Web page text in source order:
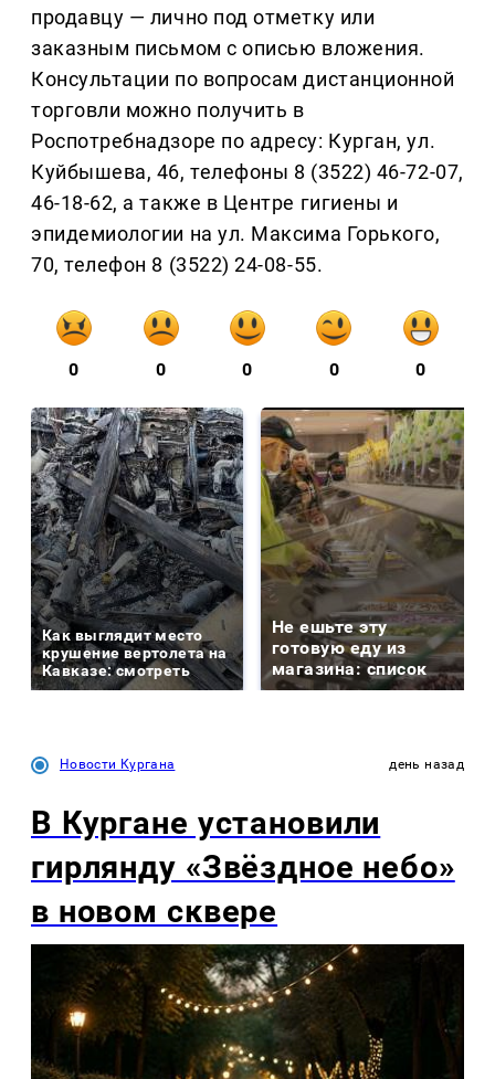
продавцу — лично под отметку или
заказным письмом с описью вложения.
Консультации по вопросам дистанционной
торговли можно получить в
Роспотребнадзоре по адресу: Курган, ул.
Куйбышева, 46, телефоны 8 (3522) 46-72-07,
46-18-62, а также в Центре гигиены и
эпидемиологии на ул. Максима Горького,
70, телефон 8 (3522) 24-08-55.
0 0 0 0 0
Как выглядит место
крушение вертолета на
Кавказе: смотреть
Не ешьте эту
готовую еду из
магазина: список
Новости Кургана день назад
В Кургане установили
гирлянду «Звёздное небо»
в новом сквере